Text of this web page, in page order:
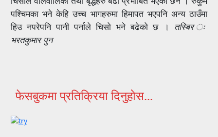
पश्चिमका भने केहि उच्च भागहरुमा हिमापत भएपनि अन्य ठाउँमा
हिउ नपरेपनि पानी पर्नाले चिसो भने बढेको छ । तस्बिर ः
भरतकुमार पुन
फेसबुकमा प्रतिक्रिया दिनुहोस...